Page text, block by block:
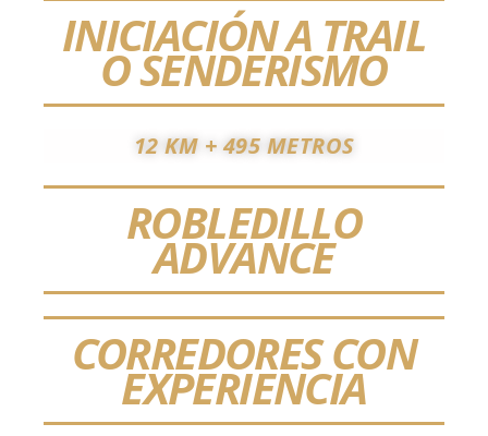
INICIACIÓN A TRAIL
O SENDERISMO
12 KM + 495 METROS
ROBLEDILLO
ADVANCE
CORREDORES CON
EXPERIENCIA